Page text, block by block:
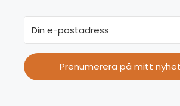
Prenumerera på mitt